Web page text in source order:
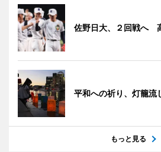
佐野日大、２回戦へ
平和への祈り、灯籠流
もっと見る